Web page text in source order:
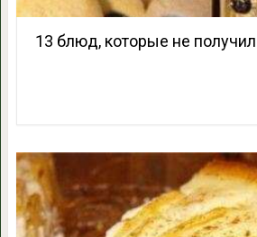
13 блюд, которые не